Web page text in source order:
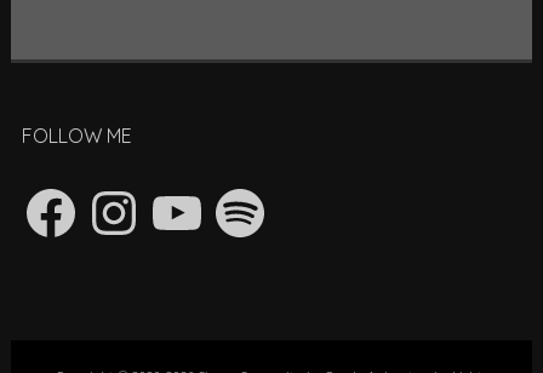
FOLLOW ME
FacebookInstagramYouTube Spotify